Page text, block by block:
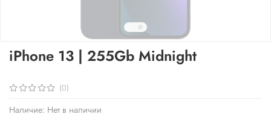
(0)
Наличие: Нет в наличии
iPhone 13 | 255Gb Midnight